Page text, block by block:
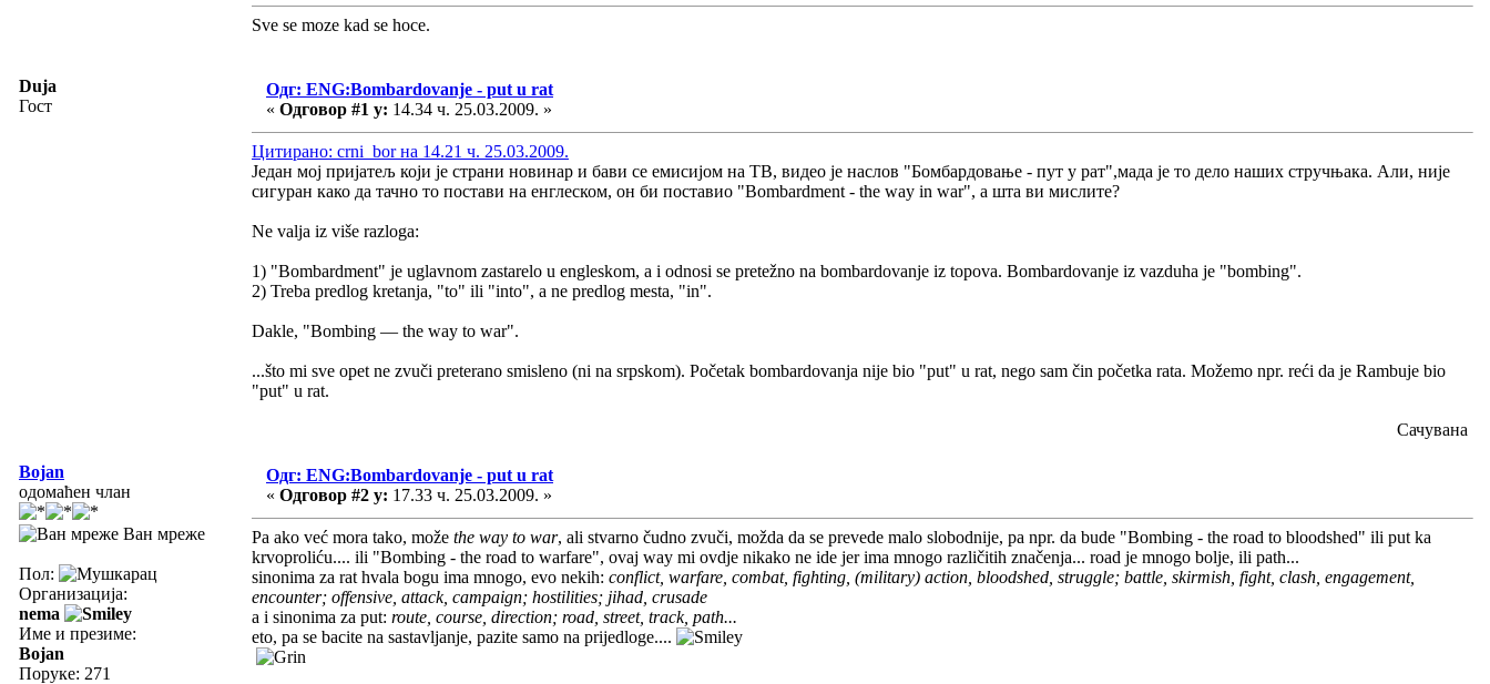
Sve se moze kad se hoce.
Duja
Гост
Одг: ENG:Bombardovanje - put u rat
« Одговор #1 у: 14.34 ч. 25.03.2009. »
Цитирано: crni_bor на 14.21 ч. 25.03.2009.
Један мој пријатељ који је страни новинар и бави се емисијом на ТВ, видео је наслов "Бомбардовање - пут у рат",мада је то дело наших стручњака. Али, није
сигуран како да тачно то постави на енглеском, он би поставио "Bombardment - the way in war", а шта ви мислите?
Ne valja iz više razloga:
1) "Bombardment" je uglavnom zastarelo u engleskom, a i odnosi se pretežno na bombardovanje iz topova. Bombardovanje iz vazduha je "bombing".
2) Treba predlog kretanja, "to" ili "into", a ne predlog mesta, "in".
Dakle, "Bombing — the way to war".
...što mi sve opet ne zvuči preterano smisleno (ni na srpskom). Početak bombardovanja nije bio "put" u rat, nego sam čin početka rata. Možemo npr. reći da je Rambuje bio
"put" u rat.
Сачувана
Bojan
одомаћен члан
Ван мреже
Пол:
Организација:
nema
Име и презиме:
Bojan
Поруке: 271
Одг: ENG:Bombardovanje - put u rat
« Одговор #2 у: 17.33 ч. 25.03.2009. »
Pa ako već mora tako, može the way to war, ali stvarno čudno zvuči, možda da se prevede malo slobodnije, pa npr. da bude "Bombing - the road to bloodshed" ili put ka
krvoproliću.... ili "Bombing - the road to warfare", ovaj way mi ovdje nikako ne ide jer ima mnogo različitih značenja... road je mnogo bolje, ili path...
sinonima za rat hvala bogu ima mnogo, evo nekih: conflict, warfare, combat, fighting, (military) action, bloodshed, struggle; battle, skirmish, fight, clash, engagement,
encounter; offensive, attack, campaign; hostilities; jihad, crusade
a i sinonima za put: route, course, direction; road, street, track, path...
eto, pa se bacite na sastavljanje, pazite samo na prijedloge....